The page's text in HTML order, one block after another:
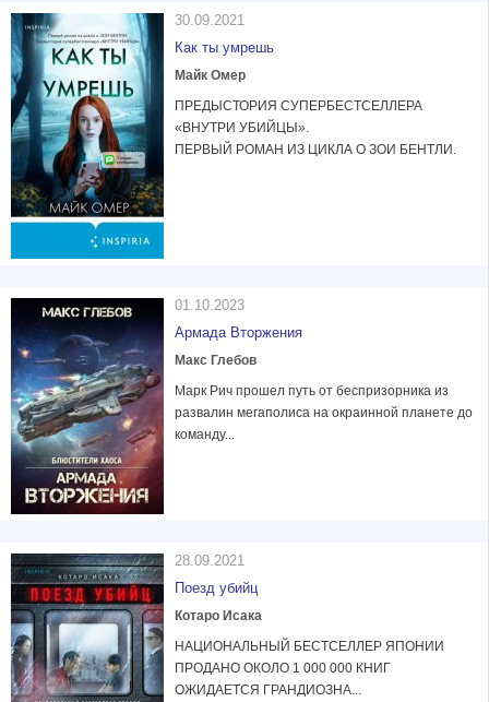
30.09.2021
Как ты умрешь
Майк Омер
ПРЕДЫСТОРИЯ СУПЕРБЕСТСЕЛЛЕРА
«ВНУТРИ УБИЙЦЫ».
ПЕРВЫЙ РОМАН ИЗ ЦИКЛА О ЗОИ БЕНТЛИ.
01.10.2023
Армада Вторжения
Макс Глебов
Марк Рич прошел путь от беспризорника из
развалин мегаполиса на окраинной планете до
команду...
28.09.2021
Поезд убийц
Котаро Исака
НАЦИОНАЛЬНЫЙ БЕСТСЕЛЛЕР ЯПОНИИ
ПРОДАНО ОКОЛО 1 000 000 КНИГ
ОЖИДАЕТСЯ ГРАНДИОЗНА...